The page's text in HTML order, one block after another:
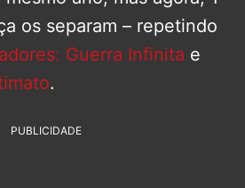
os separam – repetindo
Guerra Infinita e
.
PUBLICIDADE